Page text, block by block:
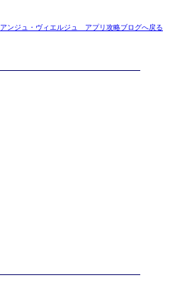
アンジュ・ヴィエルジュ アプリ攻略ブログへ戻る